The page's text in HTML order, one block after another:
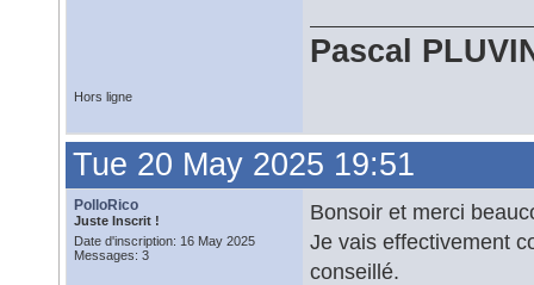
Pascal
Hors ligne
Tue 20 May 2025 19:51
PolloRico
Juste Inscrit !
Date d'inscription: 16 May 2025
Messages: 3
Bonsoir et merci
Je vais effectivement
conseillé.